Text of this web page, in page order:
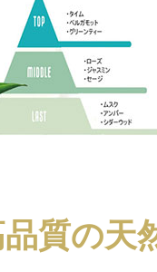
質の天